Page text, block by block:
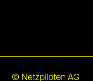
© Netzpiloten AG